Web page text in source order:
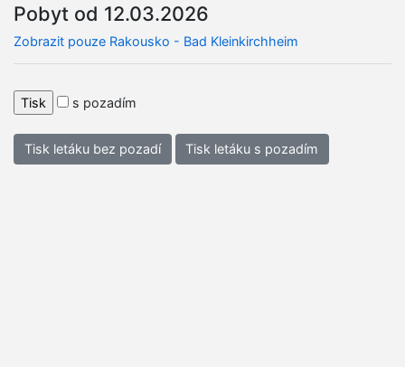
Pobyt od 12.03.2026
Zobrazit pouze Rakousko - Bad Kleinkirchheim
s pozadím
Tisk letáku bez pozadí Tisk letáku s pozadím